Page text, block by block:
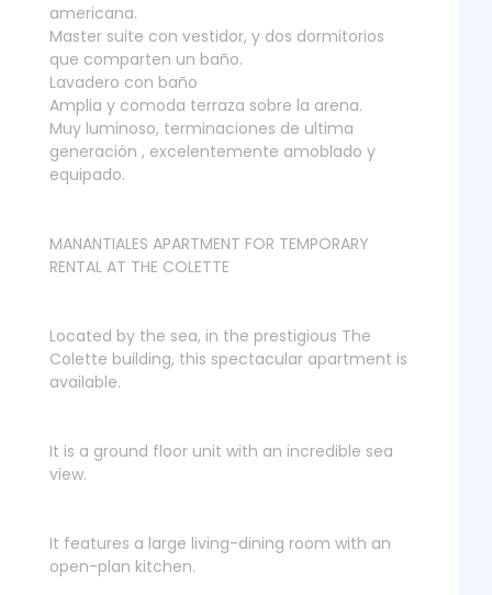
americana.
Master suite con vestidor, y dos dormitorios
que comparten un baño.
Lavadero con baño
Amplia y comoda terraza sobre la arena.
Muy luminoso, terminaciones de ultima
generación , excelentemente amoblado y
equipado.
MANANTIALES APARTMENT FOR TEMPORARY
RENTAL AT THE COLETTE
Located by the sea, in the prestigious The
Colette building, this spectacular apartment is
available.
It is a ground floor unit with an incredible sea
view.
It features a large living-dining room with an
open-plan kitchen.